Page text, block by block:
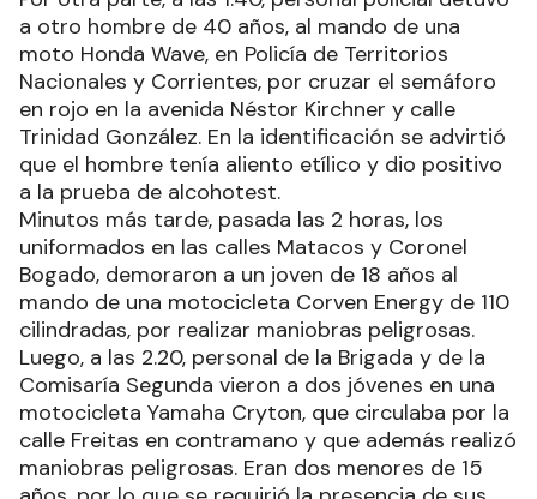
a otro hombre de 40 años, al mando de una
moto Honda Wave, en Policía de Territorios
Nacionales y Corrientes, por cruzar el semáforo
en rojo en la avenida Néstor Kirchner y calle
Trinidad González. En la identificación se advirtió
que el hombre tenía aliento etílico y dio positivo
a la prueba de alcohotest.
Minutos más tarde, pasada las 2 horas, los
uniformados en las calles Matacos y Coronel
Bogado, demoraron a un joven de 18 años al
mando de una motocicleta Corven Energy de 110
cilindradas, por realizar maniobras peligrosas.
Luego, a las 2.20, personal de la Brigada y de la
Comisaría Segunda vieron a dos jóvenes en una
motocicleta Yamaha Cryton, que circulaba por la
calle Freitas en contramano y que además realizó
maniobras peligrosas. Eran dos menores de 15